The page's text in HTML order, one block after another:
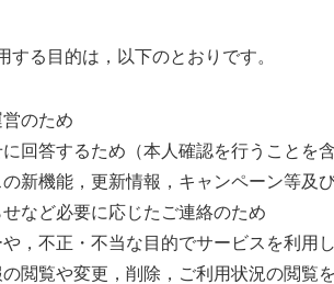
る目的は，以下のとおりです。
のため
回答するため（本人確認を行うことを含
新機能，更新情報，キャンペーン等及
など必要に応じたご連絡のため
，不正・不当な目的でサービスを利用
閲覧や変更，削除，ご利用状況の閲覧